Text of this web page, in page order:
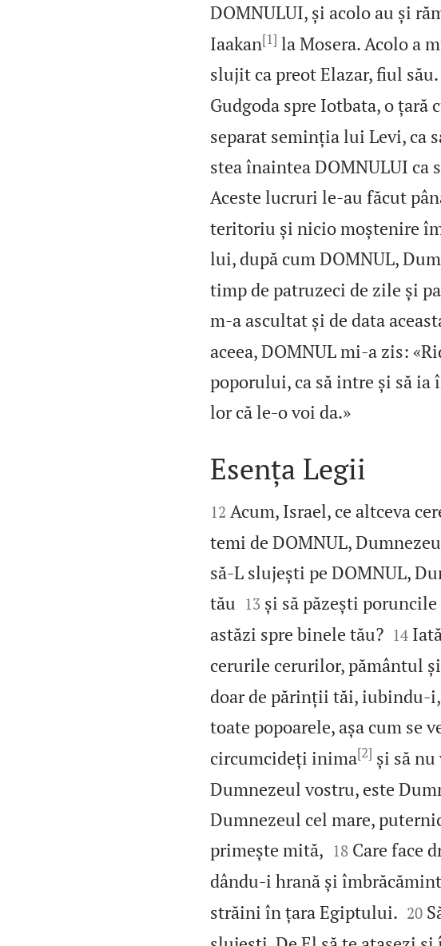
DOMNULUI, și acolo au și
Iaakan[1] la Mosera. Acolo a
slujit ca preot Elazar, fiul său.
Gudgoda spre Iotbata, o țară
separat seminția lui Levi, ca
stea înaintea DOMNULUI ca
Aceste lucruri le‑au făcut
teritoriu și nicio moștenire
lui, după cum DOMNUL,
timp de patruzeci de zile și
m‑a ascultat și de data
aceea, DOMNUL mi‑a zis:
poporului, ca să intre și să ia
lor că le‑o voi da.»

Esența Legii

12 Acum, Israel, ce altceva
temi de DOMNUL,
să‑L slujești pe DOMNUL,
tău 

13 și să păzești
astăzi spre binele tău?
14
cerurile cerurilor, pământul
doar de părinții tăi,
toate popoarele, așa cum se
circumcideți inima[2] și să
Dumnezeul vostru, este
Dumnezeul cel mare,
primește mită, 

18 Care face
dându‑i hrană și
străini în țara Egiptului.
20